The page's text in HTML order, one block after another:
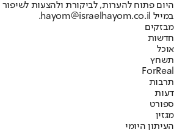
היום פתוח להערות, לביקורת ולהצעות לשיפור
במייל hayom@israelhayom.co.il.
מבזקים
חדשות
אוכל
תשחץ
ForReal
תרבות
דעות
ספורט
מגזין
העיתון היומי